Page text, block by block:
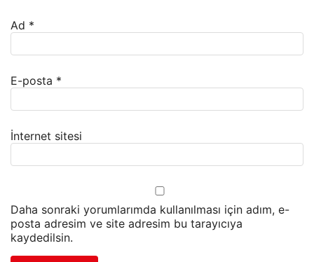
Ad *
E-posta *
İnternet sitesi
Daha sonraki yorumlarımda kullanılması için adım, e-
posta adresim ve site adresim bu tarayıcıya
kaydedilsin.